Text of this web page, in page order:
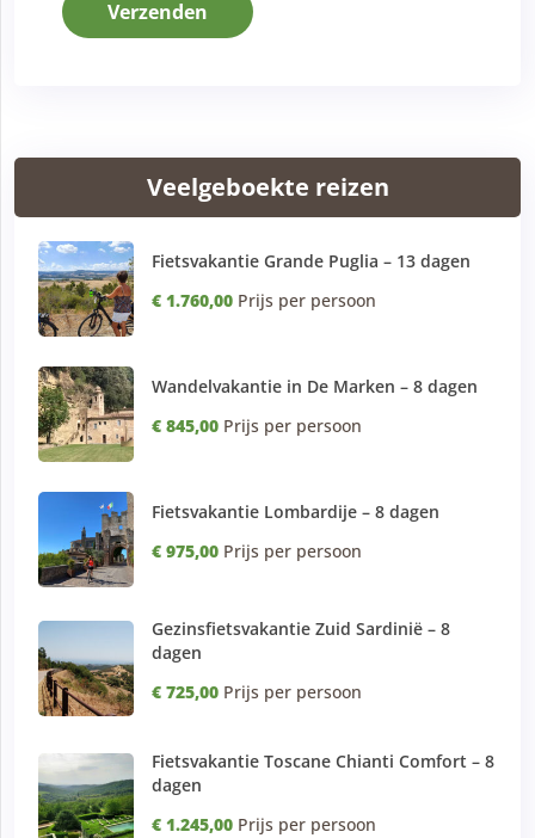
Verzenden
Veelgeboekte reizen
Fietsvakantie Grande Puglia – 13 dagen
€ 1.760,00 Prijs per persoon
Wandelvakantie in De Marken – 8 dagen
€ 845,00 Prijs per persoon
Fietsvakantie Lombardije – 8 dagen
€ 975,00 Prijs per persoon
Gezinsfietsvakantie Zuid Sardinië – 8
dagen
€ 725,00 Prijs per persoon
Fietsvakantie Toscane Chianti Comfort – 8
dagen
€ 1.245,00 Prijs per persoon